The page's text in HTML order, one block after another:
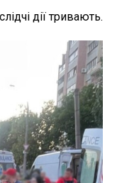
дії тривають.